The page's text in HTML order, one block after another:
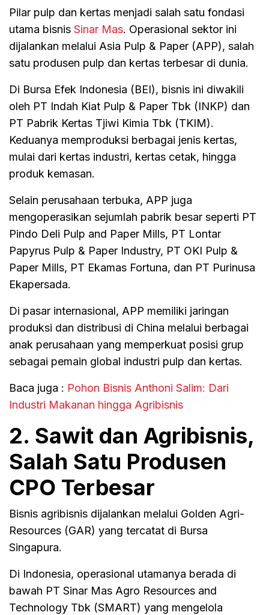
Pilar pulp dan kertas menjadi salah satu fondasi
utama bisnis Sinar Mas. Operasional sektor ini
dijalankan melalui Asia Pulp & Paper (APP), salah
satu produsen pulp dan kertas terbesar di dunia.
Di Bursa Efek Indonesia (BEI), bisnis ini diwakili
oleh PT Indah Kiat Pulp & Paper Tbk (INKP) dan
PT Pabrik Kertas Tjiwi Kimia Tbk (TKIM).
Keduanya memproduksi berbagai jenis kertas,
mulai dari kertas industri, kertas cetak, hingga
produk kemasan.
Selain perusahaan terbuka, APP juga
mengoperasikan sejumlah pabrik besar seperti PT
Pindo Deli Pulp and Paper Mills, PT Lontar
Papyrus Pulp & Paper Industry, PT OKI Pulp &
Paper Mills, PT Ekamas Fortuna, dan PT Purinusa
Ekapersada.
Di pasar internasional, APP memiliki jaringan
produksi dan distribusi di China melalui berbagai
anak perusahaan yang memperkuat posisi grup
sebagai pemain global industri pulp dan kertas.
Baca juga : Pohon Bisnis Anthoni Salim: Dari
Industri Makanan hingga Agribisnis
2. Sawit dan Agribisnis,
Salah Satu Produsen
CPO Terbesar
Bisnis agribisnis dijalankan melalui Golden Agri-
Resources (GAR) yang tercatat di Bursa
Singapura.
Di Indonesia, operasional utamanya berada di
bawah PT Sinar Mas Agro Resources and
Technology Tbk (SMART) yang mengelola